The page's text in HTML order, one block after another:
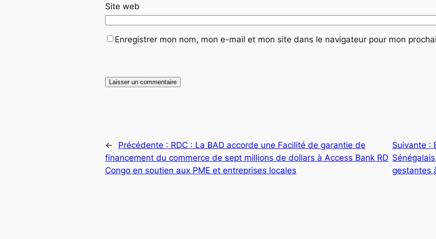
Site web
Enregistrer mon nom, mon e-mail et mon site dans le navigateur pour mon
← Précédente : RDC : La BAD accorde une Facilité de garantie de
financement du commerce de sept millions de dollars à Access Bank RD
Congo en soutien aux PME et entreprises locales
Suivante :
gestantes